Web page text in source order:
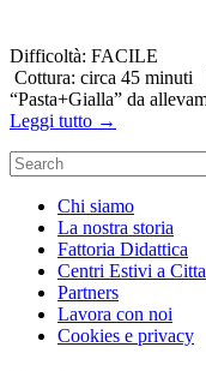
Difficoltà:
Cottura: circa 45 minuti
“Pasta+Gialla” da
Leggi tutto →
Search
for:
Chi siamo
La nostra storia
Fattoria Didattica
Centri Estivi a
Partners
Lavora con noi
Cookies e privacy